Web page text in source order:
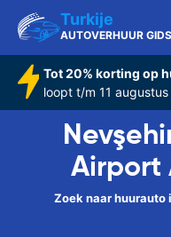
Turkije
AUTOVERHUUR GIDS
Tot 20% korting op
loopt t/m 11
Airport
Zoek naar huurauto